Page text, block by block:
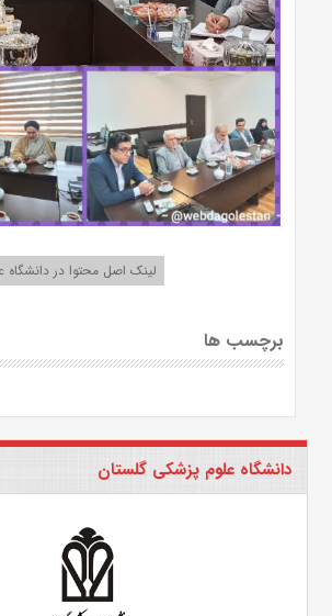
لینک اصل محتوا در
برچسب ها
دانشگاه علوم پزشکی گلستان